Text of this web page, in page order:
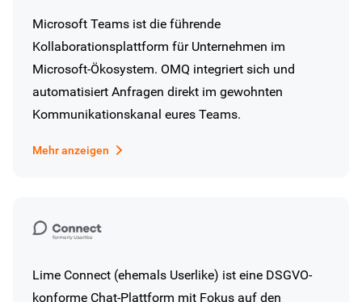
Microsoft Teams ist die führende
Kollaborationsplattform für Unternehmen im
Microsoft-Ökosystem. OMQ integriert sich und
automatisiert Anfragen direkt im gewohnten
Kommunikationskanal eures Teams.
Mehr anzeigen
Lime Connect (ehemals Userlike) ist eine DSGVO-
konforme Chat-Plattform mit Fokus auf den